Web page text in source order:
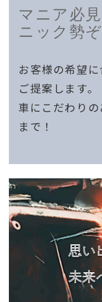
マニア必
ニック勢
お客様の希望
ご提案します。
車にこだわり
まで！
思い
未来